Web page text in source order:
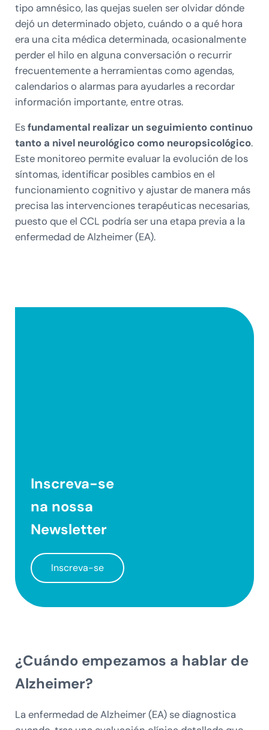
tipo amnésico, las quejas suelen ser olvidar dónde
dejó un determinado objeto, cuándo o a qué hora
era una cita médica determinada, ocasionalmente
perder el hilo en alguna conversación o recurrir
frecuentemente a herramientas como agendas,
calendarios o alarmas para ayudarles a recordar
información importante, entre otras.
Esfundamental realizar un seguimiento continuo
tanto a nivel neurológico como neuropsicológico.
Este monitoreo permite evaluar la evolución de los
síntomas, identificar posibles cambios en el
funcionamiento cognitivo y ajustar de manera más
precisa las intervenciones terapéuticas necesarias,
puesto que el CCL podría ser una etapa previa a la
enfermedad de Alzheimer (EA).
Inscreva-se
na nossa
Newsletter
Inscreva-se
¿Cuándo empezamos a hablar de
Alzheimer?
La enfermedad de Alzheimer (EA) se diagnostica